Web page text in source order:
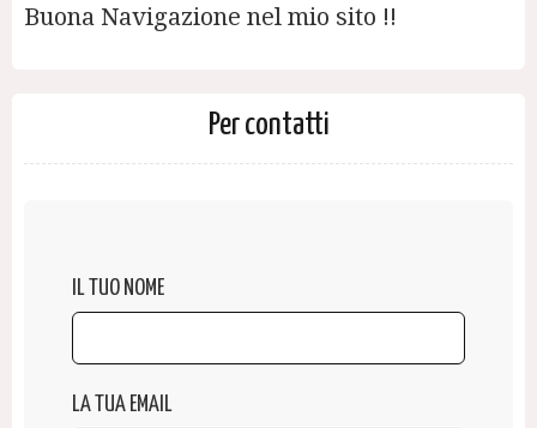
Buona Navigazione nel mio sito !!
Per contatti
IL TUO NOME
LA TUA EMAIL